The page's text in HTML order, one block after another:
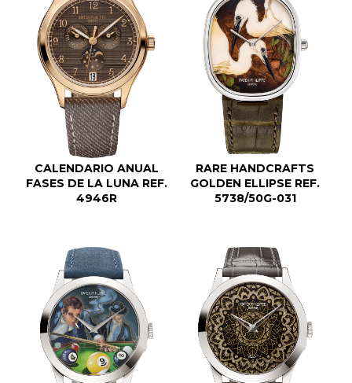
CALENDARIO ANUAL
FASES DE LA LUNA REF.
4946R
RARE HANDCRAFTS
GOLDEN ELLIPSE REF.
5738/50G-031